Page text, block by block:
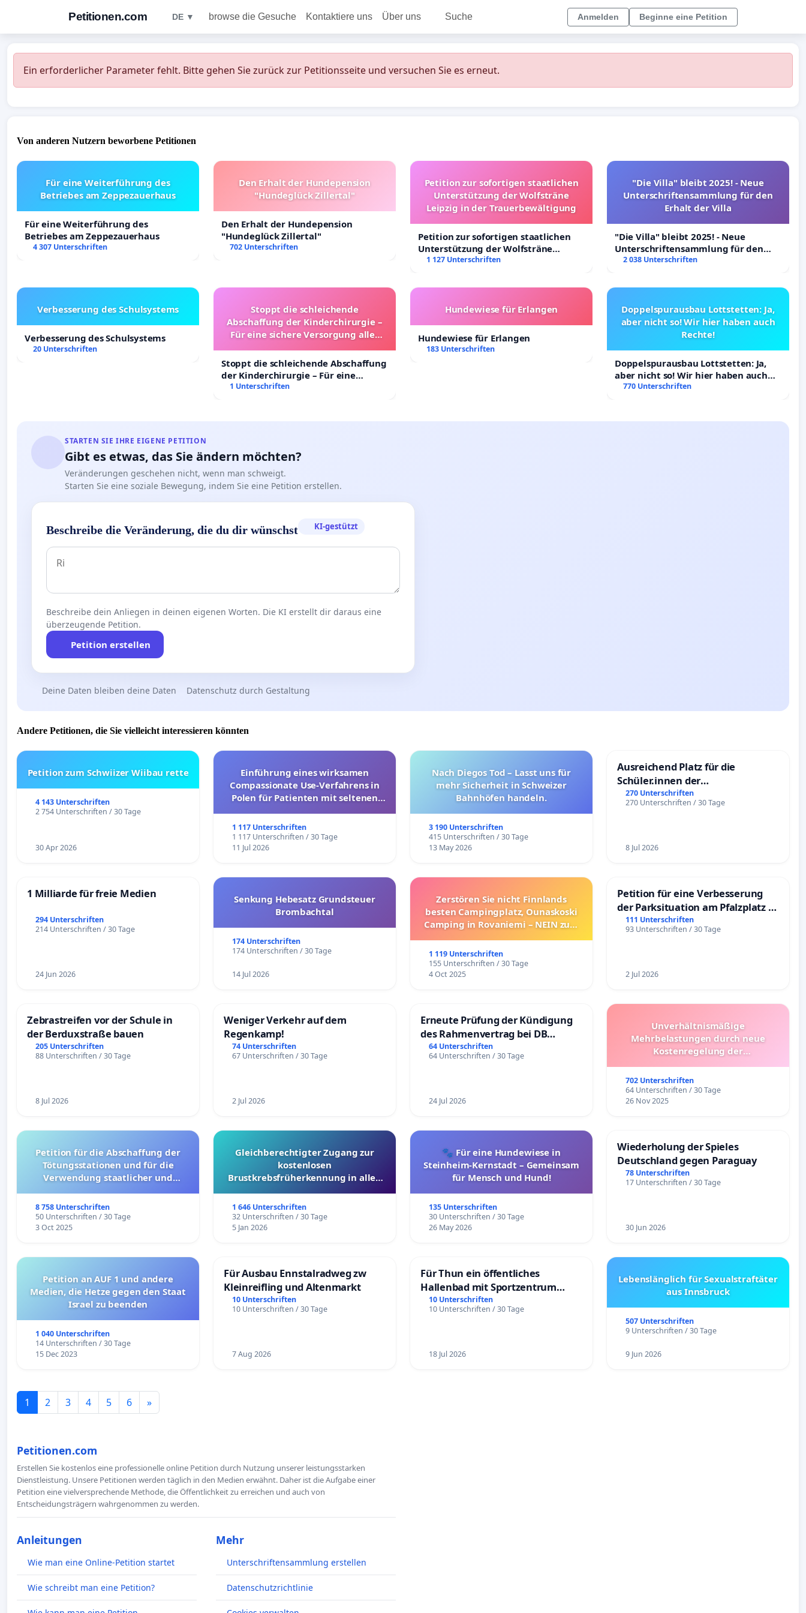
Petitionen.com DE ▼ browse die Gesuche Kontaktiere uns Über uns Suche Anmelden Beginne eine Petition
Ein erforderlicher Parameter fehlt. Bitte gehen Sie zurück zur Petitionsseite und versuchen Sie es erneut.
Von anderen Nutzern beworbene Petitionen
Für eine Weiterführung des
Betriebes am Zeppezauerhaus
Für eine Weiterführung des
Betriebes am Zeppezauerhaus
4 307 Unterschriften
Den Erhalt der Hundepension
"Hundeglück Zillertal"
Den Erhalt der Hundepension
"Hundeglück Zillertal"
702 Unterschriften
Petition zur sofortigen staatlichen
Unterstützung der Wolfsträne
Leipzig in der Trauerbewältigung
Petition zur sofortigen staatlichen
Unterstützung der Wolfsträne
Leipzig in der Trauerbewältigung
1 127 Unterschriften
"Die Villa" bleibt 2025! - Neue
Unterschriftensammlung für den
Erhalt der Villa
"Die Villa" bleibt 2025! - Neue
Unterschriftensammlung für den
Erhalt der Villa
2 038 Unterschriften
Verbesserung des Schulsystems
Verbesserung des Schulsystems
20 Unterschriften
Stoppt die schleichende
Abschaffung der Kinderchirurgie –
Für eine sichere Versorgung aller
Stoppt die schleichende Abschaffung
der Kinderchirurgie – Für eine
sichere Versorgung aller Kinder in
1 Unterschriften
Hundewiese für Erlangen
Hundewiese für Erlangen
183 Unterschriften
Doppelspurausbau Lottstetten: Ja,
aber nicht so! Wir hier haben auch
Rechte!
Doppelspurausbau Lottstetten: Ja,
aber nicht so! Wir hier haben auch
Rechte!
770 Unterschriften
STARTEN SIE IHRE EIGENE PETITION
Gibt es etwas, das Sie ändern möchten?
Veränderungen geschehen nicht, wenn man schweigt.
Starten Sie eine soziale Bewegung, indem Sie eine Petition erstellen.
Beschreibe die Veränderung, die du dir wünschst KI-gestützt
Beschreibe dein Anliegen in deinen eigenen Worten. Die KI erstellt dir daraus eine
überzeugende Petition.
Petition erstellen
Deine Daten bleiben deine Daten Datenschutz durch Gestaltung
Andere Petitionen, die Sie vielleicht interessieren könnten
Petition zum Schwiizer Wiibau rette
4 143 Unterschriften
2 754 Unterschriften / 30 Tage
30 Apr 2026
Einführung eines wirksamen
Compassionate Use-Verfahrens in
Polen für Patienten mit seltenen
1 117 Unterschriften
1 117 Unterschriften / 30 Tage
11 Jul 2026
Nach Diegos Tod – Lasst uns für
mehr Sicherheit in Schweizer
Bahnhöfen handeln.
3 190 Unterschriften
415 Unterschriften / 30 Tage
13 May 2026
Ausreichend Platz für die
Schüler.innen der
Schönbergschule
270 Unterschriften
270 Unterschriften / 30 Tage
8 Jul 2026
1 Milliarde für freie Medien
294 Unterschriften
214 Unterschriften / 30 Tage
24 Jun 2026
Senkung Hebesatz Grundsteuer
Brombachtal
174 Unterschriften
174 Unterschriften / 30 Tage
14 Jul 2026
Zerstören Sie nicht Finnlands
besten Campingplatz, Ounaskoski
Camping in Rovaniemi – NEIN zum
1 119 Unterschriften
155 Unterschriften / 30 Tage
4 Oct 2025
Petition für eine Verbesserung
der Parksituation am Pfalzplatz in
Mannheim
111 Unterschriften
93 Unterschriften / 30 Tage
2 Jul 2026
Zebrastreifen vor der Schule in
der Berduxstraße bauen
205 Unterschriften
88 Unterschriften / 30 Tage
8 Jul 2026
Weniger Verkehr auf dem
Regenkamp!
74 Unterschriften
67 Unterschriften / 30 Tage
2 Jul 2026
Erneute Prüfung der Kündigung
des Rahmenvertrag bei DB
Fahrwegdienste Gmbh
64 Unterschriften
64 Unterschriften / 30 Tage
24 Jul 2026
Unverhältnismäßige
Mehrbelastungen durch neue
Kostenregelung der
Überprüfung und Alternativen
702 Unterschriften
64 Unterschriften / 30 Tage
26 Nov 2025
Petition für die Abschaffung der
Tötungsstationen und für die
Verwendung staatlicher und
8 758 Unterschriften
50 Unterschriften / 30 Tage
3 Oct 2025
Gleichberechtigter Zugang zur
kostenlosen
Brustkrebsfrüherkennung in allen
1 646 Unterschriften
32 Unterschriften / 30 Tage
5 Jan 2026
🐾 Für eine Hundewiese in
Steinheim-Kernstadt – Gemeinsam
für Mensch und Hund!
135 Unterschriften
30 Unterschriften / 30 Tage
26 May 2026
Wiederholung der Spieles
Deutschland gegen Paraguay
78 Unterschriften
17 Unterschriften / 30 Tage
30 Jun 2026
Petition an AUF 1 und andere
Medien, die Hetze gegen den Staat
Israel zu beenden
1 040 Unterschriften
14 Unterschriften / 30 Tage
15 Dec 2023
Für Ausbau Ennstalradweg zw
Kleinreifling und Altenmarkt
10 Unterschriften
10 Unterschriften / 30 Tage
7 Aug 2026
Für Thun ein öffentliches
Hallenbad mit Sportzentrum
schaffen
10 Unterschriften
10 Unterschriften / 30 Tage
18 Jul 2026
Lebenslänglich für Sexualstraftäter
aus Innsbruck
507 Unterschriften
9 Unterschriften / 30 Tage
9 Jun 2026
1 2 3 4 5 6 »
Petitionen.com
Erstellen Sie kostenlos eine professionelle online Petition durch Nutzung unserer leistungsstarken
Dienstleistung. Unsere Petitionen werden täglich in den Medien erwähnt. Daher ist die Aufgabe einer
Petition eine vielversprechende Methode, die Öffentlichkeit zu erreichen und auch von
Entscheidungsträgern wahrgenommen zu werden.
Anleitungen
Wie man eine Online-Petition startet
Wie schreibt man eine Petition?
Mehr
Unterschriftensammlung erstellen
Datenschutzrichtlinie